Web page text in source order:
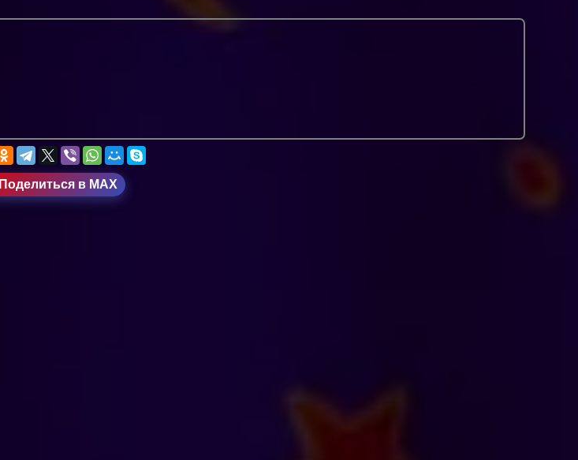
Поделиться в MAX